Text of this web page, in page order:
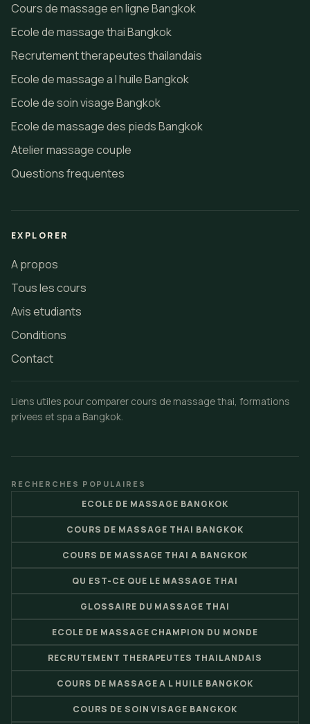
Cours de massage en ligne Bangkok
Ecole de massage thai Bangkok
Recrutement therapeutes thailandais
Ecole de massage a l huile Bangkok
Ecole de soin visage Bangkok
Ecole de massage des pieds Bangkok
Atelier massage couple
Questions frequentes
EXPLORER
A propos
Tous les cours
Avis etudiants
Conditions
Contact
Liens utiles pour comparer cours de massage thai, formations
privees et spa a Bangkok.
RECHERCHES POPULAIRES
ECOLE DE MASSAGE BANGKOK
COURS DE MASSAGE THAI BANGKOK
COURS DE MASSAGE THAI A BANGKOK
QU EST-CE QUE LE MASSAGE THAI
GLOSSAIRE DU MASSAGE THAI
ECOLE DE MASSAGE CHAMPION DU MONDE
RECRUTEMENT THERAPEUTES THAILANDAIS
COURS DE MASSAGE A L HUILE BANGKOK
COURS DE SOIN VISAGE BANGKOK